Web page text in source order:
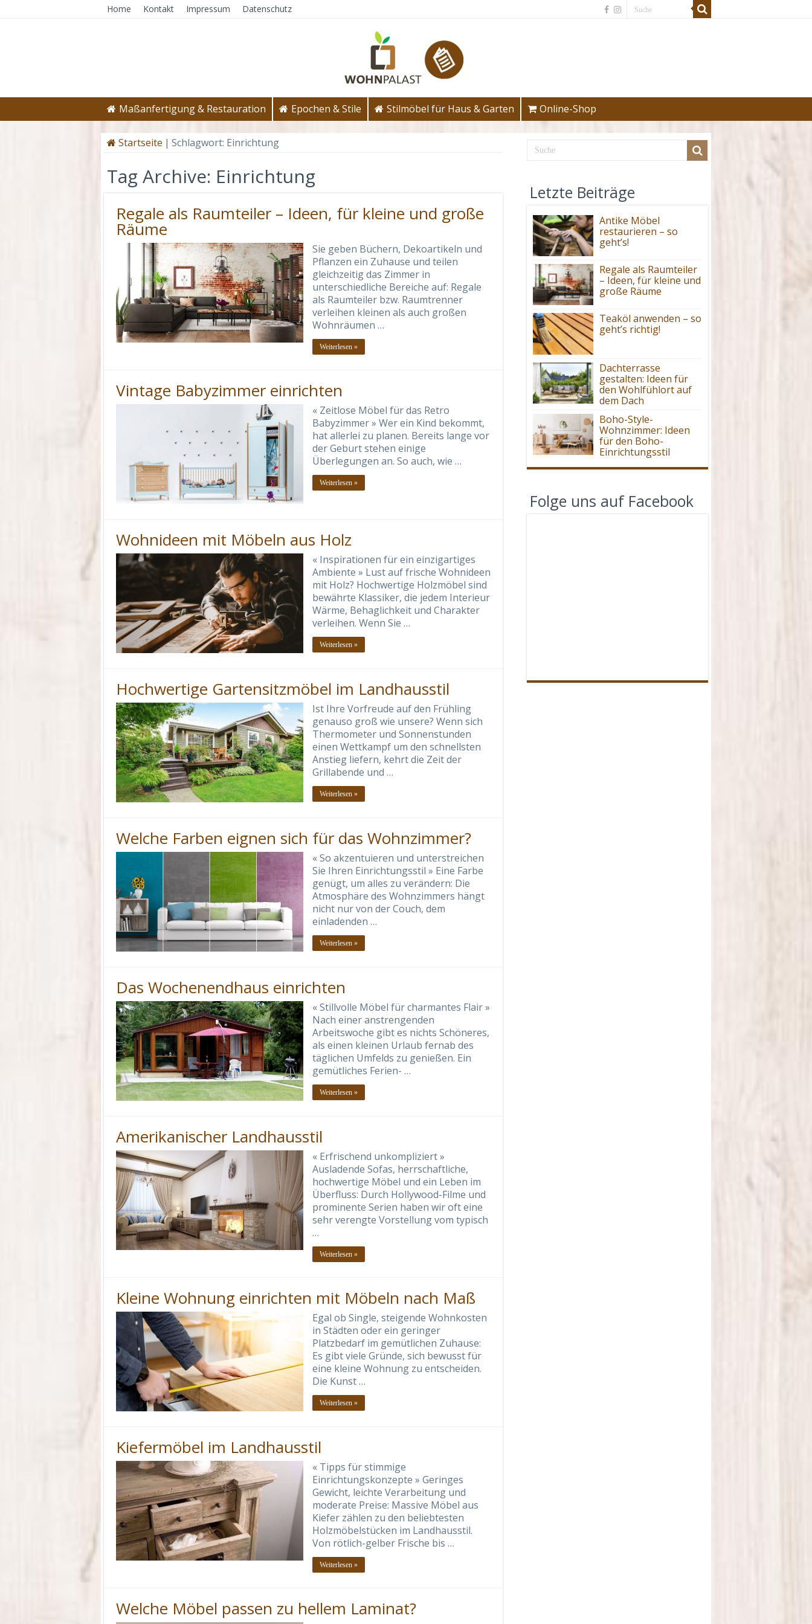
Home Kontakt Impressum Datenschutz
Maßanfertigung & Restauration Epochen & Stile Stilmöbel für Haus & Garten Online-Shop
Startseite | Schlagwort: Einrichtung
Tag Archive: Einrichtung
Regale als Raumteiler – Ideen, für kleine und große
Räume
Sie geben Büchern, Dekoartikeln und
Pflanzen ein Zuhause und teilen
gleichzeitig das Zimmer in
unterschiedliche Bereiche auf: Regale
als Raumteiler bzw. Raumtrenner
verleihen kleinen als auch großen
Wohnräumen …
Weiterlesen »
Vintage Babyzimmer einrichten
« Zeitlose Möbel für das Retro
Babyzimmer » Wer ein Kind bekommt,
hat allerlei zu planen. Bereits lange vor
der Geburt stehen einige
Überlegungen an. So auch, wie …
Weiterlesen »
Wohnideen mit Möbeln aus Holz
« Inspirationen für ein einzigartiges
Ambiente » Lust auf frische Wohnideen
mit Holz? Hochwertige Holzmöbel sind
bewährte Klassiker, die jedem Interieur
Wärme, Behaglichkeit und Charakter
verleihen. Wenn Sie …
Weiterlesen »
Hochwertige Gartensitzmöbel im Landhausstil
Ist Ihre Vorfreude auf den Frühling
genauso groß wie unsere? Wenn sich
Thermometer und Sonnenstunden
einen Wettkampf um den schnellsten
Anstieg liefern, kehrt die Zeit der
Grillabende und …
Weiterlesen »
Welche Farben eignen sich für das Wohnzimmer?
« So akzentuieren und unterstreichen
Sie Ihren Einrichtungsstil » Eine Farbe
genügt, um alles zu verändern: Die
Atmosphäre des Wohnzimmers hängt
nicht nur von der Couch, dem
einladenden …
Weiterlesen »
Das Wochenendhaus einrichten
« Stillvolle Möbel für charmantes Flair »
Nach einer anstrengenden
Arbeitswoche gibt es nichts Schöneres,
als einen kleinen Urlaub fernab des
täglichen Umfelds zu genießen. Ein
gemütliches Ferien- …
Weiterlesen »
Amerikanischer Landhausstil
« Erfrischend unkompliziert »
Ausladende Sofas, herrschaftliche,
hochwertige Möbel und ein Leben im
Überfluss: Durch Hollywood-Filme und
prominente Serien haben wir oft eine
sehr verengte Vorstellung vom typisch
…
Weiterlesen »
Kleine Wohnung einrichten mit Möbeln nach Maß
Egal ob Single, steigende Wohnkosten
in Städten oder ein geringer
Platzbedarf im gemütlichen Zuhause:
Es gibt viele Gründe, sich bewusst für
eine kleine Wohnung zu entscheiden.
Die Kunst …
Weiterlesen »
Kiefermöbel im Landhausstil
« Tipps für stimmige
Einrichtungskonzepte » Geringes
Gewicht, leichte Verarbeitung und
moderate Preise: Massive Möbel aus
Kiefer zählen zu den beliebtesten
Holzmöbelstücken im Landhausstil.
Von rötlich-gelber Frische bis …
Weiterlesen »
Welche Möbel passen zu hellem Laminat?
Letzte Beiträge
Antike Möbel
restaurieren – so
geht’s!
Regale als Raumteiler
– Ideen, für kleine und
große Räume
Teaköl anwenden – so
geht’s richtig!
Dachterrasse
gestalten: Ideen für
den Wohlfühlort auf
dem Dach
Boho-Style-
Wohnzimmer: Ideen
für den Boho-
Einrichtungsstil
Folge uns auf Facebook